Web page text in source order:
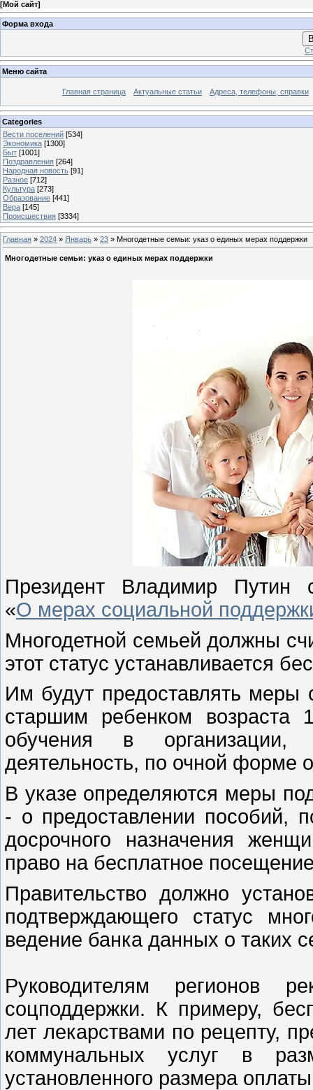
[Мой сайт]
Форма входа
Меню сайта
Главная страница Актуальные статьи Адреса, телефоны, справки
Categories
Вести поселений [534]
Экономика [1300]
Быт [1001]
Поздравления [264]
Народная новость [91]
Разное [712]
Культура [273]
Образование [441]
Вера [145]
Происшествия [3334]
Главная » 2024 » Январь » 23 » Многодетные семьи: указ о единых мерах поддержки
Многодетные семьи: указ о единых мерах поддержки
Президент Владимир Путин
«О мерах социальной
Многодетной семьей должны
этот статус устанавливается
Им будут предоставлять меры
старшим ребенком
обучения в организации,
деятельность, по очной форме
В указе определяются меры
- о предоставлении пособий,
досрочного назначения
право на бесплатное
Правительство должно
подтверждающего статус
ведение банка данных о таких
Руководителям регионов
соцподдержки. К примеру,
лет лекарствами по рецепту,
коммунальных услуг в
установленного размера